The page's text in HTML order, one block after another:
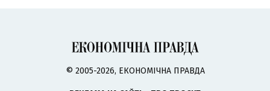
© 2005-2026, ЕКОНОМІЧНА ПРАВДА